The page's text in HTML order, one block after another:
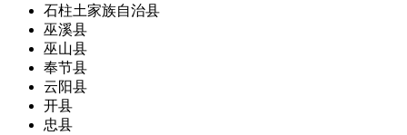
石柱土家族自治县
巫溪县
巫山县
奉节县
云阳县
开县
忠县